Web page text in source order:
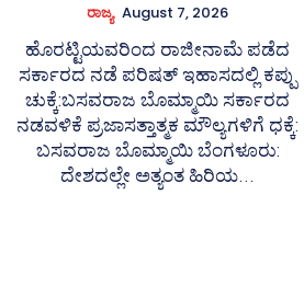
ರಾಜ್ಯ August 7, 2026
ಹೊರಟ್ಟಿಯವರಿಂದ ರಾಜೀನಾಮೆ ಪಡೆದ
ಸರ್ಕಾರದ ನಡೆ ಪರಿಷತ್ ಇಹಾಸದಲ್ಲಿ ಕಪ್ಪು
ಚುಕ್ಕೆ:ಬಸವರಾಜ ಬೊಮ್ಮಾಯಿ ​ಸರ್ಕಾರದ
ನಡವಳಿಕೆ ಪ್ರಜಾಸತ್ತಾತ್ಮಕ ಮೌಲ್ಯಗಳಿಗೆ ಧಕ್ಕೆ:
ಬಸವರಾಜ ಬೊಮ್ಮಾಯಿ ​ಬೆಂಗಳೂರು:
ದೇಶದಲ್ಲೇ ಅತ್ಯಂತ ಹಿರಿಯ...